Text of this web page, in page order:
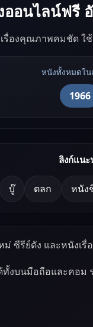
อนไลน์ฟรี
รื่องคุณภาพคมชัด ใ
หนังทั้งหมดใน
1966
ลิงก์แนะ
บู๊ ตลก หนัง
ซีรีย์ดัง และหนังเรื่
งบนมือถือและคอ